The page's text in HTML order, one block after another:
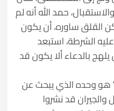
حمد الله أنه لم
القلق ساوره، أن يكون
الشرطة، استبعد
بالدعاء ألا يكون قد
هو وحده الذي يبحث عن
قد نشروا